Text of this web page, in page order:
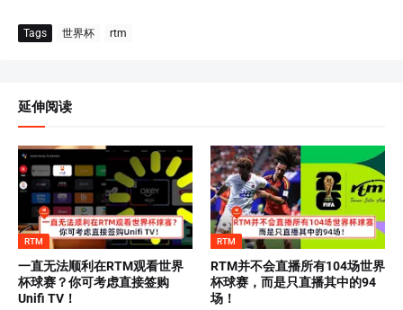
Tags 世界杯 rtm
延伸阅读
RTM
一直无法顺利在RTM观看世界
杯球赛？你可考虑直接签购
Unifi TV！
RTM
RTM并不会直播所有104场世界
杯球赛，而是只直播其中的94
场！